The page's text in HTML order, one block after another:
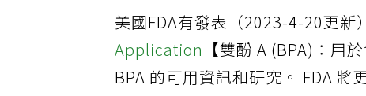
美國FDA有發表（2023-4-20更新
Application 【雙酚 A (BPA)：用
BPA 的可用資訊和研究。 FDA 將